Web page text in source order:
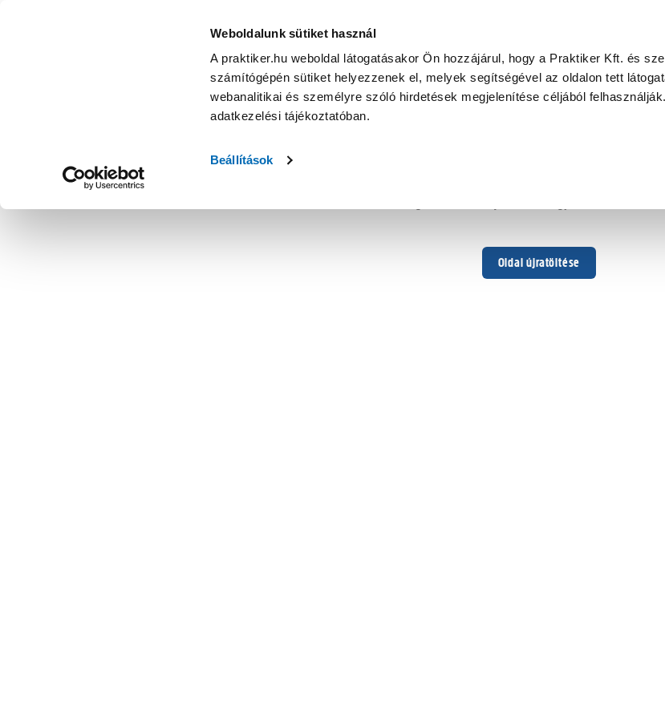
Weboldalunk sütiket használ
A praktiker.hu weboldal látogatásakor Ön hozzájárul, hogy a Praktiker Kft. és
számítógépén sütiket helyezzenek el, melyek segítségével az oldalon tett
webanalitikai és személyre szóló hirdetések megjelenítése céljából
adatkezelési tájékoztatóban.
Beállítások
Oldal újratöltése